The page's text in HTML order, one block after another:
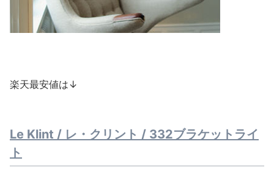
楽天最安値は↓
Le Klint / レ・クリント / 332ブラケットライ
ト